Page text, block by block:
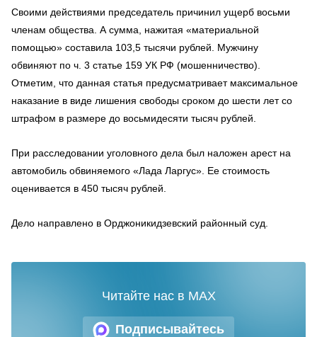
Своими действиями председатель причинил ущерб восьми
членам общества. А сумма, нажитая «материальной
помощью» составила 103,5 тысячи рублей. Мужчину
обвиняют по ч. 3 статье 159 УК РФ (мошенничество).
Отметим, что данная статья предусматривает максимальное
наказание в виде лишения свободы сроком до шести лет со
штрафом в размере до восьмидесяти тысяч рублей.
При расследовании уголовного дела был наложен арест на
автомобиль обвиняемого «Лада Ларгус». Ее стоимость
оценивается в 450 тысяч рублей.
Дело направлено в Орджоникидзевский районный суд.
Подписывайтесь
Читайте нас в MAX